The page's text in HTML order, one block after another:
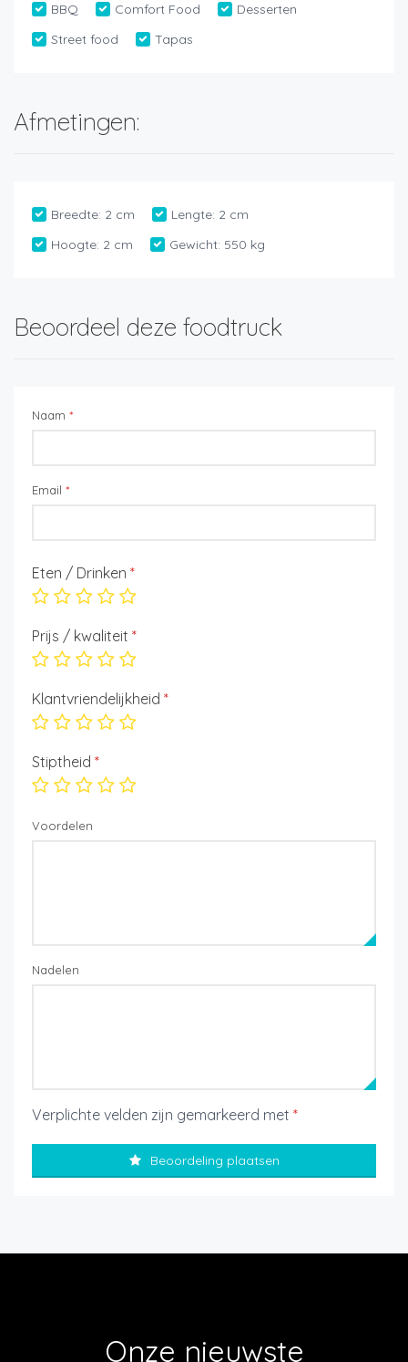
BBQ Comfort Food
Desserten
Street food
Tapas
Afmetingen:
Breedte: 2 cm Lengte: 2 cm
Hoogte: 2 cm Gewicht: 550 kg
Beoordeel deze foodtruck
Naam *
Email *
Eten / Drinken *
Prijs / kwaliteit *
Klantvriendelijkheid *
Stiptheid *
Voordelen
Nadelen
Verplichte velden zijn gemarkeerd met *
Beoordeling plaatsen
Onze nieuwste